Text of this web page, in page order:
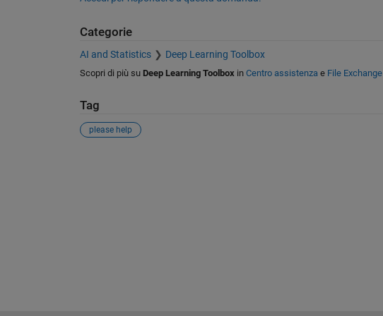
Categorie
AI and Statistics Deep Learning Toolbox
Scopri di più su Deep Learning Toolboxin Centro assistenzae File Exchange
Tag
please help